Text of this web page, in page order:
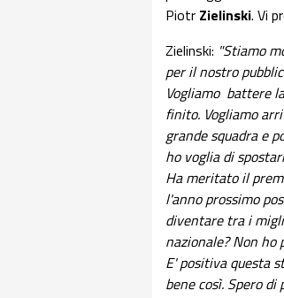
Piotr Zielinski. Vi
Zielinski: "Stiamo
per il nostro
Vogliamo battere
finito. Vogliamo
grande squadra e
ho voglia di
Ha meritato il
l'anno prossimo
diventare tra i
nazionale? Non
E' positiva questa
bene così. Spero